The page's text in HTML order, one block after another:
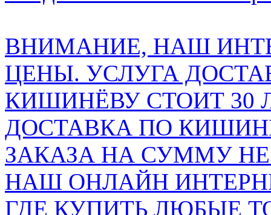
ВНИМАНИЕ, НАШ
ЦЕНЫ. УСЛУГА
КИШИНЁВУ СТОИТ 30
ДОСТАВКА ПО
ЗАКАЗА НА СУММУ НЕ
НАШ ОНЛАЙН
ГДЕ КУПИТЬ ЛЮБЫЕ